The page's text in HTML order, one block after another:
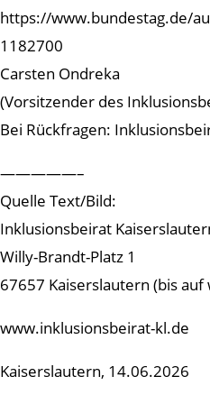
https://www.bundestag.de/
1182700
Carsten Ondreka
(Vorsitzender des
Bei Rückfragen:
—————–
Quelle Text/Bild:
Inklusionsbeirat
Willy-Brandt-Platz 1
67657 Kaiserslautern (bis
www.inklusionsbeirat-kl.de
Kaiserslautern, 14.06.2026